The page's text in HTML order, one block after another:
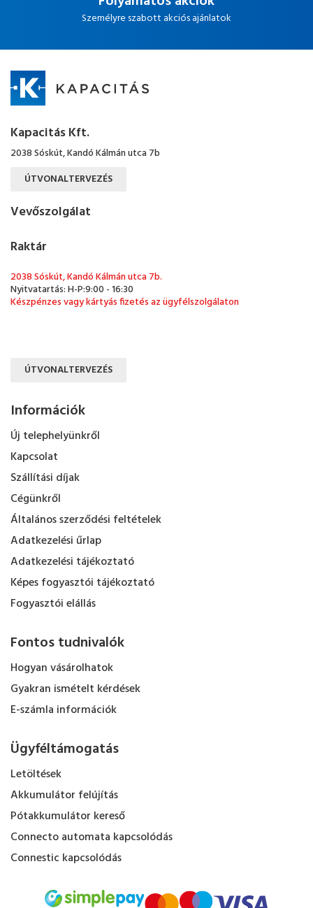
Személyre szabott akciós ajánlatok
Kapacitás Kft.
2038 Sóskút, Kandó Kálmán utca 7b
ÚTVONALTERVEZÉS
Vevőszolgálat
Raktár
2038 Sóskút, Kandó Kálmán utca 7b.
Nyitvatartás: H-P:9:00 - 16:30
Készpénzes vagy kártyás fizetés az ügyfélszolgálaton
ÚTVONALTERVEZÉS
Információk
Új telephelyünkről
Kapcsolat
Szállítási díjak
Cégünkről
Általános szerződési feltételek
Adatkezelési űrlap
Adatkezelési tájékoztató
Képes fogyasztói tájékoztató
Fogyasztói elállás
Fontos tudnivalók
Hogyan vásárolhatok
Gyakran ismételt kérdések
E-számla információk
Ügyféltámogatás
Letöltések
Akkumulátor felújítás
Pótakkumulátor kereső
Connecto automata kapcsolódás
Connestic kapcsolódás